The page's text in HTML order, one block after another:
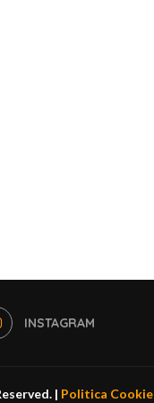
INSTAGRAM
| Politica Cookie